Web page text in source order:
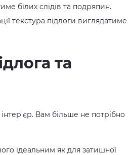
білих слідів та подряпин.
текстура підлоги виглядатиме
та
інтер'єр. Вам більше не потрібно
ідеальним як для затишної